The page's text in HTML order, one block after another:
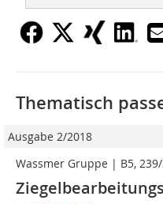
Thematisch
Ausgabe 2/2018
Wassmer Gruppe | B5,